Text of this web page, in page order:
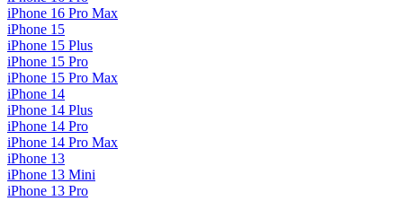
iPhone 16 Pro Max
iPhone 15
iPhone 15 Plus
iPhone 15 Pro
iPhone 15 Pro Max
iPhone 14
iPhone 14 Plus
iPhone 14 Pro
iPhone 14 Pro Max
iPhone 13
iPhone 13 Mini
iPhone 13 Pro